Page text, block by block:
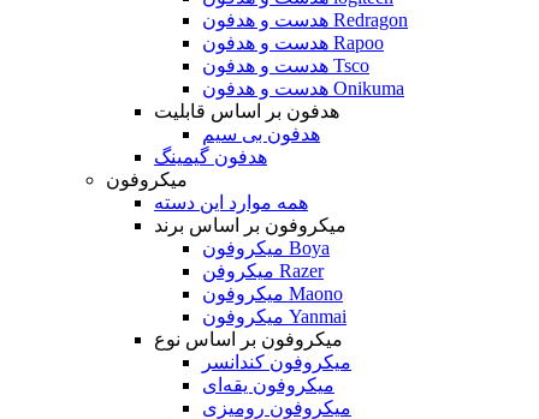
هدست و هدفون Redragon
هدست و هدفون Rapoo
هدست و هدفون Tsco
هدست و هدفون Onikuma
هدفون بر اساس قابلیت
هدفون بی سیم
هدفون گیمینگ
میکروفون
همه موارد این دسته
میکروفون بر اساس برند
میکروفون Boya
میکروفن Razer
میکروفون Maono
میکروفون Yanmai
میکروفون بر اساس نوع
میکروفون کندانسر
میکروفون یقه‌ای
میکروفون رومیزی